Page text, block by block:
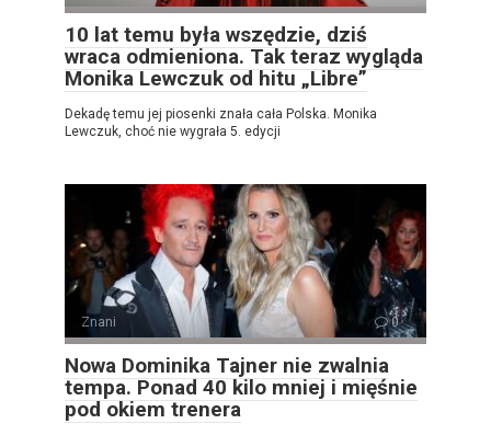
10 lat temu była wszędzie, dziś
wraca odmieniona. Tak teraz wygląda
Monika Lewczuk od hitu „Libre”
Dekadę temu jej piosenki znała cała Polska. Monika
Lewczuk, choć nie wygrała 5. edycji
Znani 0
Nowa Dominika Tajner nie zwalnia
tempa. Ponad 40 kilo mniej i mięśnie
pod okiem trenera